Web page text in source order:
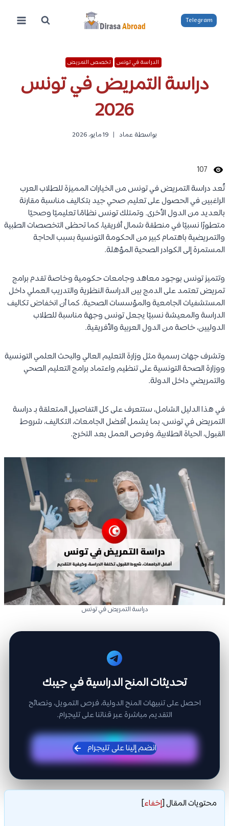
المحتوى
Telegram
الدراسة في تونس تخصص التمريض
دراسة التمريض في تونس
2026
بواسطة عماد 19 مايو، 2026
107
تُعد دراسة التمريض في تونس من الخيارات المميزة للطلاب العرب
الراغبين في الحصول على تعليم صحي جيد بتكاليف مناسبة مقارنة
بالعديد من الدول الأخرى. وتمتلك تونس نظامًا تعليميًا وصحيًا
متطورًا نسبيًا في منطقة شمال أفريقيا، كما تحظى التخصصات الطبية
والتمريضية باهتمام كبير من الحكومة التونسية بسبب الحاجة
المستمرة إلى الكوادر الصحية المؤهلة.
وتتميز تونس بوجود معاهد وجامعات حكومية وخاصة تقدم برامج
تمريض تعتمد على الدمج بين الدراسة النظرية والتدريب العملي داخل
المستشفيات الجامعية والمؤسسات الصحية. كما أن انخفاض تكاليف
الدراسة والمعيشة نسبيًا يجعل تونس وجهة مناسبة للطلاب
الدوليين، خاصة من الدول العربية والأفريقية.
وتشرف جهات رسمية مثل وزارة التعليم العالي والبحث العلمي التونسية
ووزارة الصحة التونسية على تنظيم واعتماد برامج التعليم الصحي
والتمريضي داخل الدولة.
في هذا الدليل الشامل، ستتعرف على كل التفاصيل المتعلقة بـ دراسة
التمريض في تونس، بما يشمل أفضل الجامعات، التكاليف، شروط
القبول، الحياة الطلابية، وفرص العمل بعد التخرج.
دراسة التمريض في تونس
تحديثات المنح الدراسية في جيبك
احصل على تنبيهات المنح الدولية، فرص التمويل، ونصائح
التقديم مباشرة عبر قناتنا على تليجرام.
انضم إلينا على تليجرام
محتويات المقال[إخفاء]